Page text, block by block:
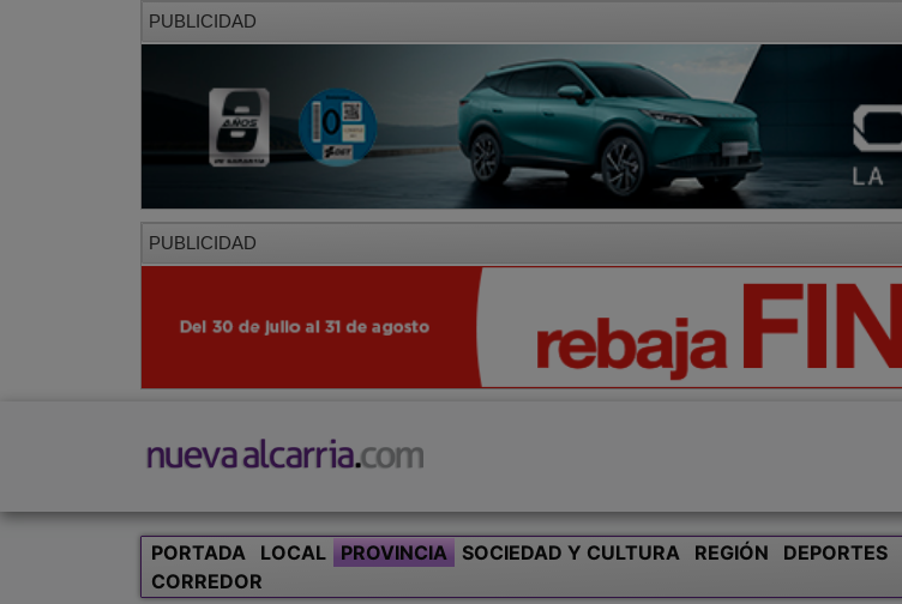
PUBLICIDAD
PUBLICIDAD
PORTADA LOCAL PROVINCIA SOCIEDAD Y CULTURA REGIÓN DEPORTES
CORREDOR